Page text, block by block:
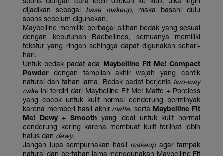
dijadikan sebagai base makeup, maka basahi dulu
spons sebelum digunakan.
Maybelline memiliki berbagai pilihan bedak yang sesuai
dengan kebutuhan Baebellines, semuanya memiliki
tekstur yang ringan sehingga dapat digunakan sehari-
hari.
Untuk bedak padat ada Maybelline Fit Me! Compact
Powderdengan tampilan akhir wajah yang cantik
natural dan tahan lama. Bedak padat berjenis two-way
cake ini terdiri dari Maybelline Fit Me! Matte + Poreless
yang cocok untuk kulit normal cenderung berminyak
karena memberi hasil akhir matte, serta Maybelline Fit
Me! Dewy + Smoothyang ideal untuk kulit normal
cenderung kering karena membuat kulit terlihat lebih
halus dan dewy.
Jangan lupa sempurnakan hasil makeupagar tampak
natural dan bertahan lama menggunakan Maybelline Fit